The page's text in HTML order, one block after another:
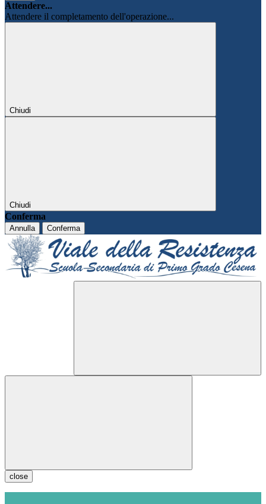
Attendere...
Attendere il completamento dell'operazione...
Chiudi
Chiudi
Conferma
Annulla Conferma
close